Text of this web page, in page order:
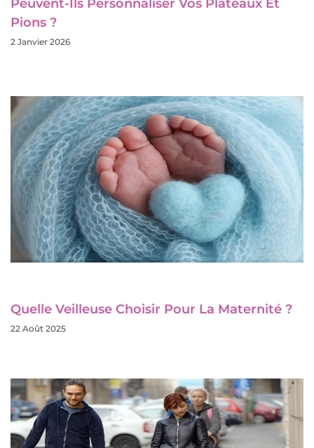
Peuvent-Ils Personnaliser Vos Plateaux Et
Pions ?
2 Janvier 2026
Quelle Veilleuse Choisir Pour La Maternité ?
22 Août 2025